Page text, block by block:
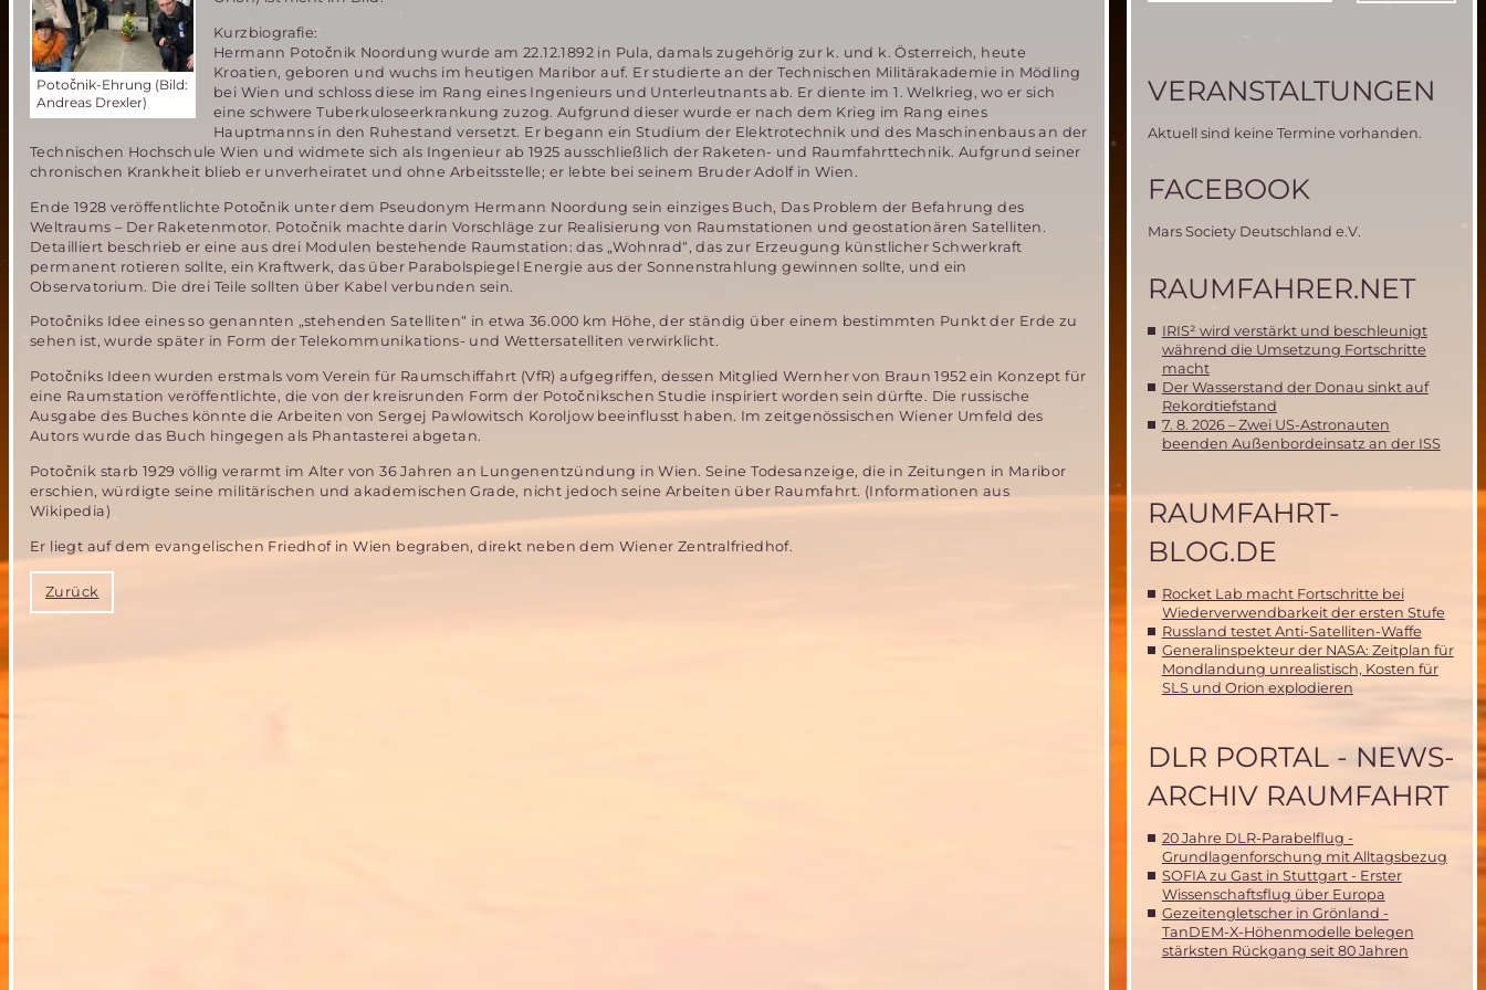
Potočnik-Ehrung (Bild:
Andreas Drexler)
Kurzbiografie:
Hermann Potočnik Noordung wurde am 22.12.1892 in Pula, damals zugehörig zur k. und k. Österreich, heute
Kroatien, geboren und wuchs im heutigen Maribor auf. Er studierte an der Technischen Militärakademie in Mödling
bei Wien und schloss diese im Rang eines Ingenieurs und Unterleutnants ab. Er diente im 1. Welkrieg, wo er sich
eine schwere Tuberkuloseerkrankung zuzog. Aufgrund dieser wurde er nach dem Krieg im Rang eines
Hauptmanns in den Ruhestand versetzt. Er begann ein Studium der Elektrotechnik und des Maschinenbaus an der
Technischen Hochschule Wien und widmete sich als Ingenieur ab 1925 ausschließlich der Raketen- und Raumfahrttechnik. Aufgrund seiner
chronischen Krankheit blieb er unverheiratet und ohne Arbeitsstelle; er lebte bei seinem Bruder Adolf in Wien.
Ende 1928 veröffentlichte Potočnik unter dem Pseudonym Hermann Noordung sein einziges Buch, Das Problem der Befahrung des
Weltraums – Der Raketenmotor. Potočnik machte darin Vorschläge zur Realisierung von Raumstationen und geostationären Satelliten.
Detailliert beschrieb er eine aus drei Modulen bestehende Raumstation: das „Wohnrad“, das zur Erzeugung künstlicher Schwerkraft
permanent rotieren sollte, ein Kraftwerk, das über Parabolspiegel Energie aus der Sonnenstrahlung gewinnen sollte, und ein
Observatorium. Die drei Teile sollten über Kabel verbunden sein.
Potočniks Idee eines so genannten „stehenden Satelliten“ in etwa 36.000 km Höhe, der ständig über einem bestimmten Punkt der Erde zu
sehen ist, wurde später in Form der Telekommunikations- und Wettersatelliten verwirklicht.
Potočniks Ideen wurden erstmals vom Verein für Raumschiffahrt (VfR) aufgegriffen, dessen Mitglied Wernher von Braun 1952 ein Konzept für
eine Raumstation veröffentlichte, die von der kreisrunden Form der Potočnikschen Studie inspiriert worden sein dürfte. Die russische
Ausgabe des Buches könnte die Arbeiten von Sergej Pawlowitsch Koroljow beeinflusst haben. Im zeitgenössischen Wiener Umfeld des
Autors wurde das Buch hingegen als Phantasterei abgetan.
Potočnik starb 1929 völlig verarmt im Alter von 36 Jahren an Lungenentzündung in Wien. Seine Todesanzeige, die in Zeitungen in Maribor
erschien, würdigte seine militärischen und akademischen Grade, nicht jedoch seine Arbeiten über Raumfahrt. (Informationen aus
Wikipedia)
Er liegt auf dem evangelischen Friedhof in Wien begraben, direkt neben dem Wiener Zentralfriedhof.
Zurück
VERANSTALTUNGEN
Aktuell sind keine Termine vorhanden.
FACEBOOK
Mars Society Deutschland e.V.
RAUMFAHRER.NET
IRIS² wird verstärkt und beschleunigt
während die Umsetzung Fortschritte
macht
Der Wasserstand der Donau sinkt auf
Rekordtiefstand
7. 8. 2026 – Zwei US-Astronauten
beenden Außenbordeinsatz an der ISS
RAUMFAHRT-
BLOG.DE
Rocket Lab macht Fortschritte bei
Wiederverwendbarkeit der ersten Stufe
Russland testet Anti-Satelliten-Waffe
Generalinspekteur der NASA: Zeitplan für
Mondlandung unrealistisch, Kosten für
SLS und Orion explodieren
DLR PORTAL - NEWS-
ARCHIV RAUMFAHRT
20 Jahre DLR-Parabelflug -
Grundlagenforschung mit Alltagsbezug
SOFIA zu Gast in Stuttgart - Erster
Wissenschaftsflug über Europa
Gezeitengletscher in Grönland -
TanDEM-X-Höhenmodelle belegen
stärksten Rückgang seit 80 Jahren